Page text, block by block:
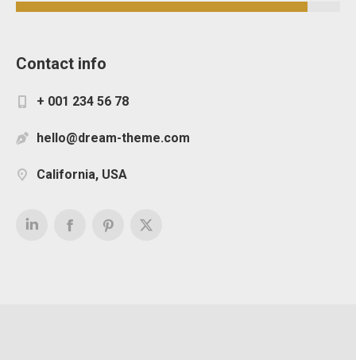
Contact info
+ 001 234 56 78
hello@dream-theme.com
California, USA